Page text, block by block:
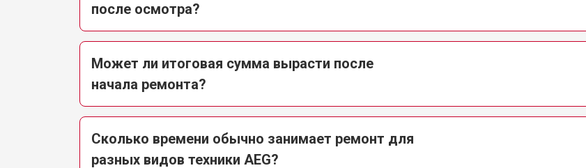
после осмотра?
Может ли итоговая сумма вырасти после
начала ремонта?
Сколько времени обычно занимает ремонт для
разных видов техники AEG?